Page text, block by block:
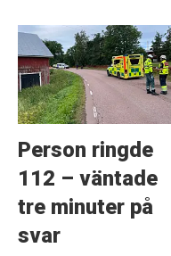
Person ringde
112 – väntade
tre minuter på
svar